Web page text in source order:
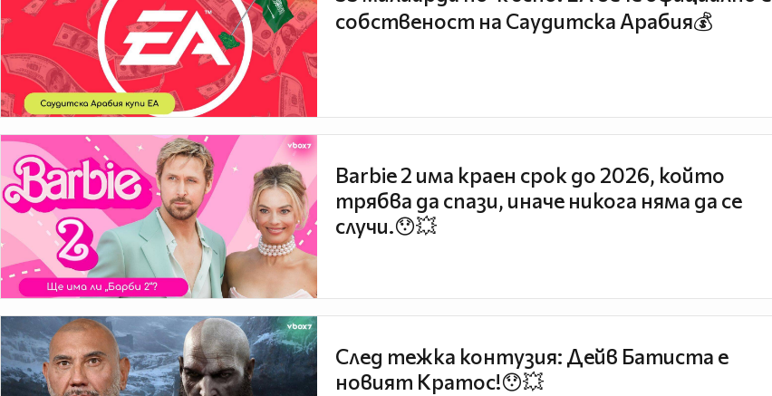
собственост на Саудитска Арабия💰
Barbie 2 има краен срок до 2026, който
трябва да спази, иначе никога няма да се
случи.😯💥
След тежка контузия: Дейв Батиста е
новият Кратос!😯💥